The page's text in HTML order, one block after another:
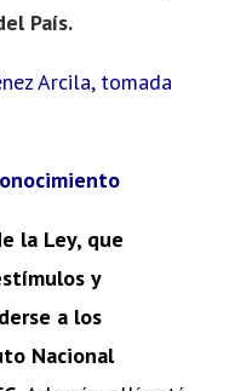
País.
Arcila, tomada
la Ley, que
y
a los
Nacional